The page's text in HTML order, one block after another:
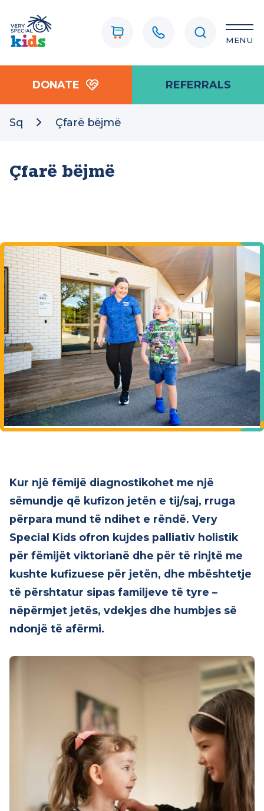
MENU
DONATE REFERRALS
Sq Çfarë bëjmë
Çfarë bëjmë
Kur një fëmijë diagnostikohet me një
sëmundje që kufizon jetën e tij/saj, rruga
përpara mund të ndihet e rëndë. Very
Special Kids ofron kujdes palliativ holistik
për fëmijët viktorianë dhe për të rinjtë me
kushte kufizuese për jetën, dhe mbështetje
të përshtatur sipas familjeve të tyre –
nëpërmjet jetës, vdekjes dhe humbjes së